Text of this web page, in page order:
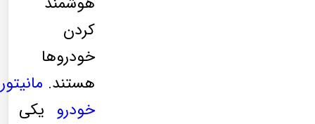
کردن
خودروها
هستند. مانیتور
خودرو یکی